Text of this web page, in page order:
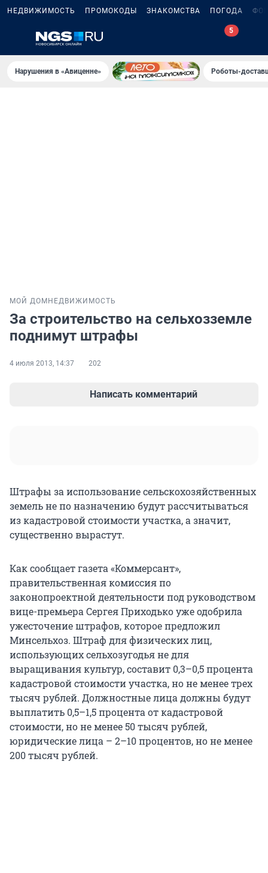
НЕДВИЖИМОСТЬ ПРОМОКОДЫ ЗНАКОМСТВА ПОГОДА
Нарушения в «Авиценне» Роботы-
МОЙ ДОМ НЕДВИЖИМОСТЬ
За строительство на сельхозземле
поднимут штрафы
4 июля 2013, 14:37 202
Написать комментарий
Штрафы за использование сельскохозяйственных
земель не по назначению будут рассчитываться
из кадастровой стоимости участка, а значит,
существенно вырастут.
Как сообщает газета «Коммерсант»,
правительственная комиссия по
законопроектной деятельности под руководством
вице-премьера Сергея Приходько уже одобрила
ужесточение штрафов, которое предложил
Минсельхоз. Штраф для физических лиц,
использующих сельхозугодья не для
выращивания культур, составит 0,3–0,5 процента
кадастровой стоимости участка, но не менее трех
тысяч рублей. Должностные лица должны будут
выплатить 0,5–1,5 процента от кадастровой
стоимости, но не менее 50 тысяч рублей,
юридические лица – 2–10 процентов, но не менее
200 тысяч рублей.